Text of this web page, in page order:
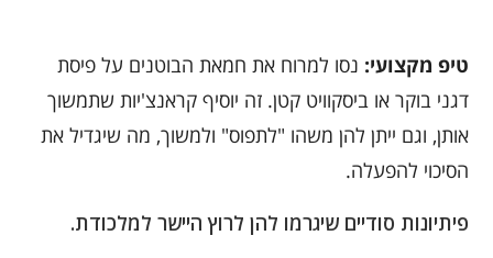
טיפ מקצועי: נסו למרוח את חמאת הבוטנים על פיסת
דגני בוקר או ביסקוויט קטן. זה יוסיף קראנצ'יות שתמשוך
אותן, וגם ייתן להן משהו "לתפוס" ולמשוך, מה שיגדיל את
הסיכוי להפעלה.
פיתיונות סודיים שיגרמו להן לרוץ היישר למלכודת.